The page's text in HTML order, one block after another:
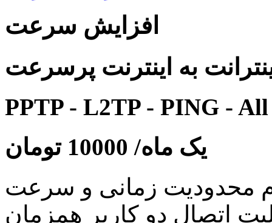
افزایش سرعت
به اینترنت پرسرعت
PPTP - L2TP - PING -
یک ماه/ 10000 تومان
محدودیت زمانی و سرعت
اتصال دو کاربر همزمان